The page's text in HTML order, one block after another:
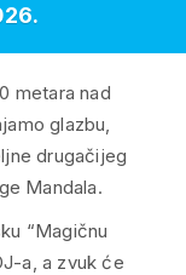
metara nad
glazbu,
drugačijeg
Mandala.
“Magičnu
a, a zvuk će